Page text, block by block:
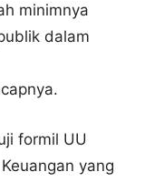
minimnya
dalam
formil UU
yang